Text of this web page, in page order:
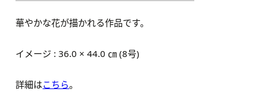
華やかな花が描かれる作品です。
イメージ : 36.0 × 44.0 ㎝ (8号)
詳細はこちら。